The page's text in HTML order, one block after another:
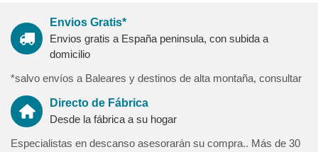
Envios Gratis*
Envios gratis a España peninsula, con subida a
domicilio
*salvo envíos a Baleares y destinos de alta montaña, consultar
Directo de Fábrica
Desde la fábrica a su hogar
Especialistas en descanso asesorarán su compra.. Más de 30